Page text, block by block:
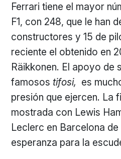
Ferrari tiene el mayor
F1, con 248, que le han
constructores y 15 de
reciente el obtenido en
Räikkonen. El apoyo de
famosos tifosi, es
presión que ejercen. La
mostrada con Lewis
Leclerc en Barcelona
esperanza para la